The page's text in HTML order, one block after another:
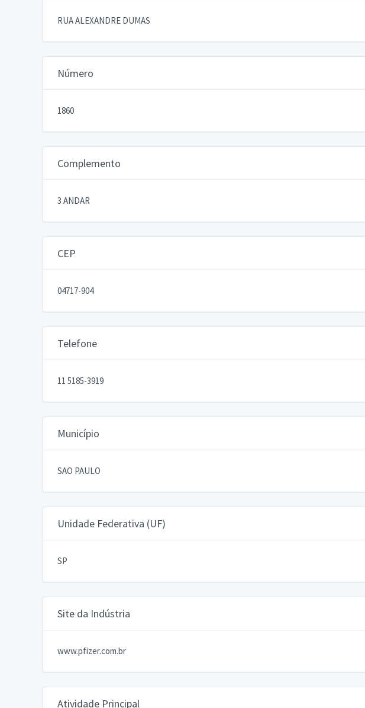
RUA ALEXANDRE DUMAS
Número
1860
Complemento
3 ANDAR
CEP
04717-904
Telefone
11 5185-3919
Município
SAO PAULO
Unidade Federativa (UF)
SP
Site da Indústria
www.pfizer.com.br
Atividade Principal